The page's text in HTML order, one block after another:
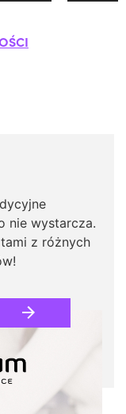
nie wystarcza.
z różnych